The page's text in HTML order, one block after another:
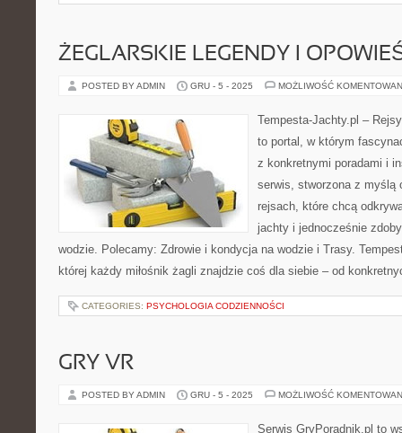
ŻEGLARSKIE LEGENDY I
POSTED BY ADMIN GRU - 5 - 2025 MOŻLIWOŚĆ
Tempesta-Jachty.pl –
to portal, w którym
z konkretnymi poradami i
serwis, stworzona z myślą
rejsach, które chcą
jachty i jednocześnie
wodzie. Polecamy: Zdrowie i kondycja na wodzie i Trasy.
której każdy miłośnik żagli znajdzie coś dla siebie – od
CATEGORIES: PSYCHOLOGIA CODZIENNOŚCI
GRY VR
POSTED BY ADMIN GRU - 5 - 2025 MOŻLIWOŚĆ
Serwis GryPoradnik.pl to